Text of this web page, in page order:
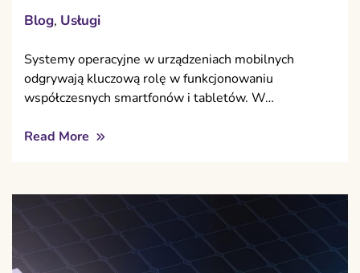
Blog, Usługi
Systemy operacyjne w urządzeniach mobilnych
odgrywają kluczową rolę w funkcjonowaniu
współczesnych smartfonów i tabletów. W…
Read More